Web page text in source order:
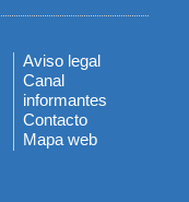
Menú
del
pie
Aviso legal
Canal
informantes
Contacto
Mapa web